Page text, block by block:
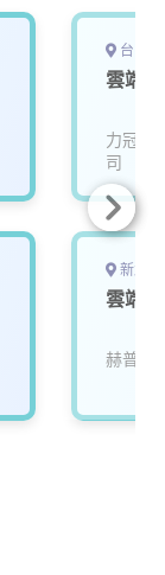
台中
雲端
力冠國
司
新北
雲端
赫普電